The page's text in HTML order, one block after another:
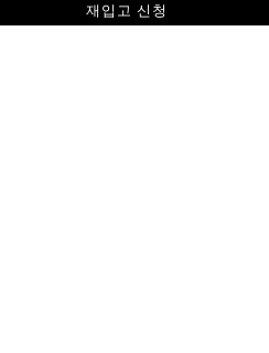
재입고 신청